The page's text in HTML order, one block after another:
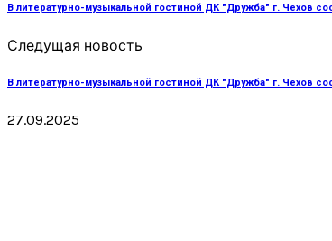
В литературно-музыкальной гостиной ДК "Дружба" г. Чехов
Следущая новость
В литературно-музыкальной гостиной ДК "Дружба" г. Чехов
27.09.2025